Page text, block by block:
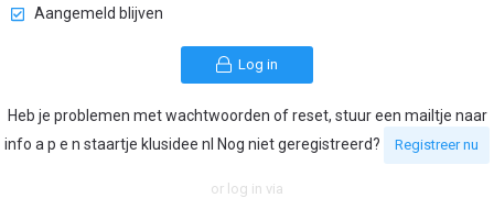
Aangemeld blijven
Log in
Heb je problemen met wachtwoorden of reset, stuur een mailtje naar
info a p e n staartje klusidee nl Nog niet geregistreerd?
Registreer nu
or log in via